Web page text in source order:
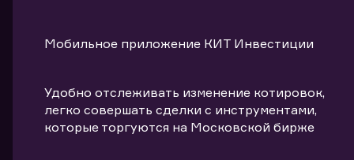
Мобильное приложение КИТ Инвестиции
Удобно отслеживать изменение котировок,
легко совершать сделки с инструментами,
которые торгуются на Московской бирже